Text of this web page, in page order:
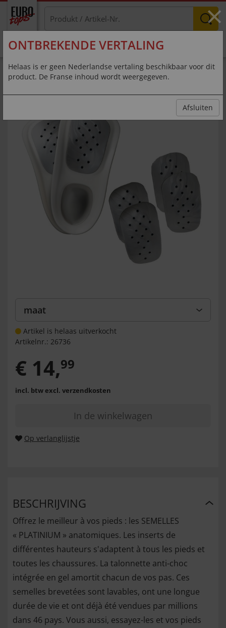
MENU
maat
Artikel is helaas uitverkocht
Artikelnr.: 26736
€ 14,99
incl. btw excl. verzendkosten
In de winkelwagen
Op verlanglijstje
×
ONTBREKENDE VERTALING
Helaas is er geen Nederlandse vertaling beschikbaar voor dit
product. De Franse inhoud wordt weergegeven.
Afsluiten
BESCHRIJVING
Offrez le meilleur à vos pieds : les SEMELLES
« PLATINIUM » anatomiques. Les inserts de
différentes hauteurs s'adaptent à tous les pieds et
toutes les chaussures. La talonnette anti-choc
intégrée en gel amortit chacun de vos pas. Ces
semelles brevetées sont lavables, ont une longue
durée de vie et ont déjà été vendues par millions
dans 46 pays. Vous aussi, essayez-les et vos pieds